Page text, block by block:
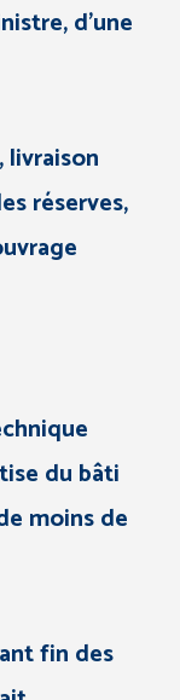
d'une
livraison
réserves,
du bâti
moins de
fin des